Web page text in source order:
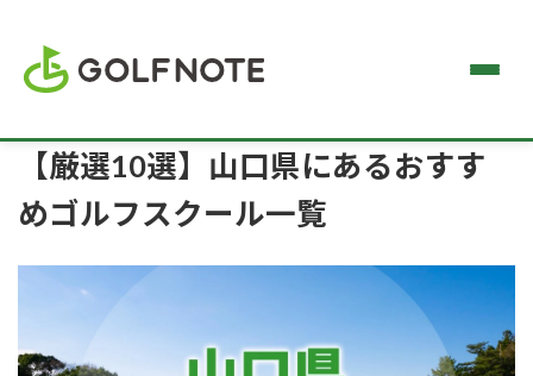
【厳選10選】山口県にあるおすす
めゴルフスクール一覧